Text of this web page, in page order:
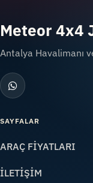
Meteor 4x4
Antalya Havalimanı
SAYFALAR
ARAÇ FİYATLARI
İLETİŞİM